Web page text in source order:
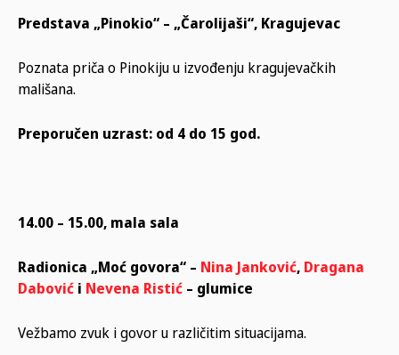
Predstava „Pinokio“ – „Čarolijaši“, Kragujevac
Poznata priča o Pinokiju u izvođenju kragujevačkih
mališana.
Preporučen uzrast: od 4 do 15 god.
14.00 – 15.00, mala sala
Radionica „Moć govora“ – Nina Janković, Dragana
Dabović i Nevena Ristić – glumice
Vežbamo zvuk i govor u različitim situacijama.